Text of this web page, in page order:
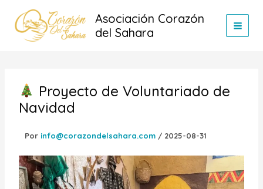
contenido
Asociación Corazón
del Sahara
Proyecto de Voluntariado de
Navidad
Por info@corazondelsahara.com / 2025-08-31